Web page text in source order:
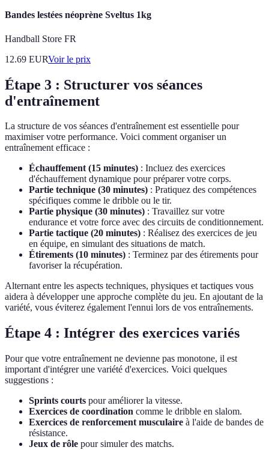
Bandes lestées néoprène Sveltus 1kg
Handball Store FR
12.69 EURVoir le prix
Étape 3 : Structurer vos séances
d'entraînement
La structure de vos séances d'entraînement est essentielle pour
maximiser votre performance. Voici comment organiser un
entraînement efficace :
Échauffement (15 minutes) : Incluez des exercices
d'échauffement dynamique pour préparer votre corps.
Partie technique (30 minutes) : Pratiquez des compétences
spécifiques comme le dribble ou le tir.
Partie physique (30 minutes) : Travaillez sur votre
endurance et votre force avec des circuits de conditionnement.
Partie tactique (20 minutes) : Réalisez des exercices de jeu
en équipe, en simulant des situations de match.
Étirements (10 minutes) : Terminez par des étirements pour
favoriser la récupération.
Alternant entre les aspects techniques, physiques et tactiques vous
aidera à développer une approche complète du jeu. En ajoutant de la
variété, vous éviterez également l'ennui lors de vos entraînements.
Étape 4 : Intégrer des exercices variés
Pour que votre entraînement ne devienne pas monotone, il est
important d'intégrer une variété d'exercices. Voici quelques
suggestions :
Sprints courts pour améliorer la vitesse.
Exercices de coordination comme le dribble en slalom.
Exercices de renforcement musculaire à l'aide de bandes de
résistance.
Jeux de rôle pour simuler des matchs.